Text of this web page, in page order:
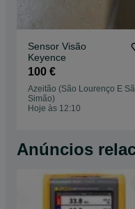
Sensor Visão
Keyence
100 €
Azeitão (São Lourenço E
Simão)
Hoje às 12:10
Anúncios